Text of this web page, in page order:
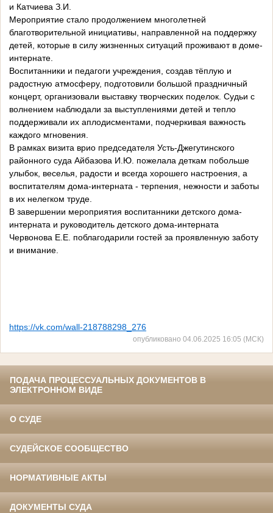
и Катчиева З.И.
Мероприятие стало продолжением многолетней
благотворительной инициативы, направленной на поддержку
детей, которые в силу жизненных ситуаций проживают в доме-
интернате.
Воспитанники и педагоги учреждения, создав тёплую и
радостную атмосферу, подготовили большой праздничный
концерт, организовали выставку творческих поделок. Судьи с
волнением наблюдали за выступлениями детей и тепло
поддерживали их аплодисментами, подчеркивая важность
каждого мгновения.
В рамках визита врио председателя Усть-Джегутинского
районного суда Айбазова И.Ю. пожелала деткам побольше
улыбок, веселья, радости и всегда хорошего настроения, а
воспитателям дома-интерната - терпения, нежности и заботы
в их нелегком труде.
В завершении мероприятия воспитанники детского дома-
интерната и руководитель детского дома-интерната
Червонова Е.Е. поблагодарили гостей за проявленную заботу
и внимание.
https://vk.com/wall-218788298_276
опубликовано 04.06.2025 16:05 (МСК)
ПОДАЧА ПРОЦЕССУАЛЬНЫХ ДОКУМЕНТОВ В
ЭЛЕКТРОННОМ ВИДЕ
О СУДЕ
СУДЕЙСКОЕ СООБЩЕСТВО
НОРМАТИВНЫЕ АКТЫ
ДОКУМЕНТЫ СУДА